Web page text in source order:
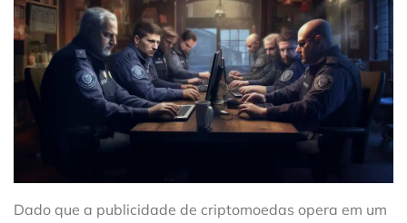
Dado que a publicidade de criptomoedas opera em um